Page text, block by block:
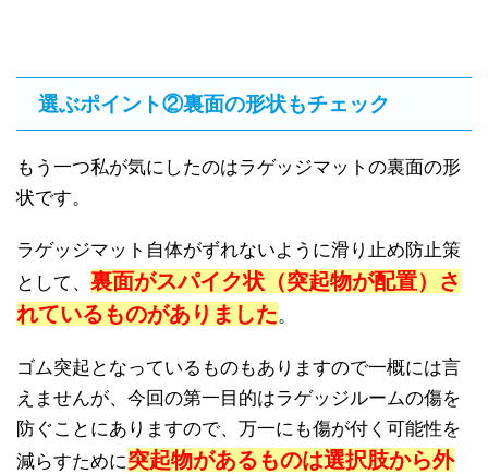
選ぶポイント②裏面の形状もチェック
もう一つ私が気にしたのはラゲッジマットの裏面の形
状です。
ラゲッジマット自体がずれないように滑り止め防止策
として、 裏面がスパイク状（突起物が配置）さ
れているものがありました。
ゴム突起となっているものもありますので一概には言
えませんが、今回の第一目的はラゲッジルームの傷を
防ぐことにありますので、万一にも傷が付く可能性を
減らすために突起物があるものは選択肢から外